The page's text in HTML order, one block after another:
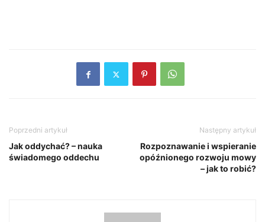
Poprzedni artykuł
Jak oddychać? – nauka
świadomego oddechu
Następny artykuł
Rozpoznawanie i wspieranie
opóźnionego rozwoju mowy
– jak to robić?